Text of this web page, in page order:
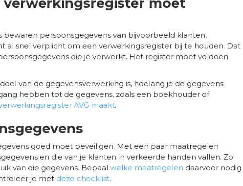
bewaren persoonsgegevens van bijvoorbeeld klanten,
al snel verplicht om een verwerkingsregister bij te houden. Dat
die je verwerkt. Het register moet voldoen
van de gegevensverwerking is, hoelang je de gegevens
hebben tot de gegevens, zoals een boekhouder of
AVG maakt.
goed moet beveiligen. Met een paar maatregelen
en die van je klanten in verkeerde handen vallen. Zo
van die gegevens. Bepaal welke maatregelen daarvoor nodig
je met deze checklist.